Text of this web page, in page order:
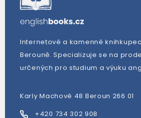
Internetové a kamenné
Berouně. Specializuje se na
určených pro studium a výuku
Karly Machové 48 Beroun 266 01
+420 734 302 908